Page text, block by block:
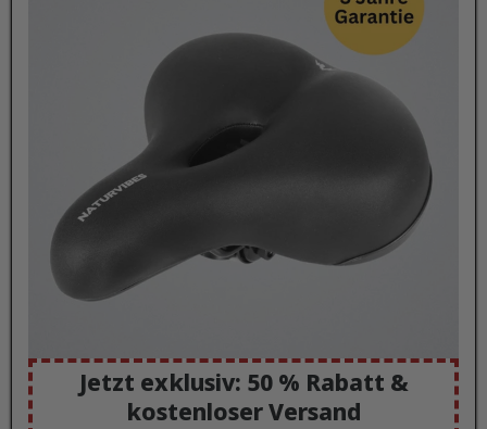
Jetzt exklusiv: 50 % Rabatt &
kostenloser Versand